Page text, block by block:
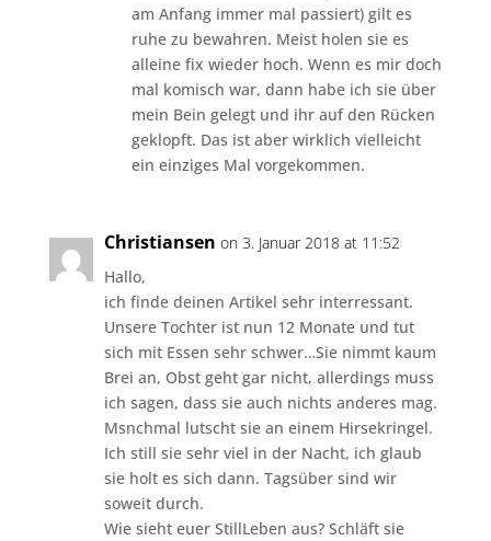
am Anfang immer mal passiert) gilt es
ruhe zu bewahren. Meist holen sie es
alleine fix wieder hoch. Wenn es mir doch
mal komisch war, dann habe ich sie über
mein Bein gelegt und ihr auf den Rücken
geklopft. Das ist aber wirklich vielleicht
ein einziges Mal vorgekommen.
Christiansen on 3. Januar 2018 at 11:52
Hallo,
ich finde deinen Artikel sehr interressant.
Unsere Tochter ist nun 12 Monate und tut
sich mit Essen sehr schwer…Sie nimmt kaum
Brei an, Obst geht gar nicht, allerdings muss
ich sagen, dass sie auch nichts anderes mag.
Msnchmal lutscht sie an einem Hirsekringel.
Ich still sie sehr viel in der Nacht, ich glaub
sie holt es sich dann. Tagsüber sind wir
soweit durch.
Wie sieht euer StillLeben aus? Schläft sie